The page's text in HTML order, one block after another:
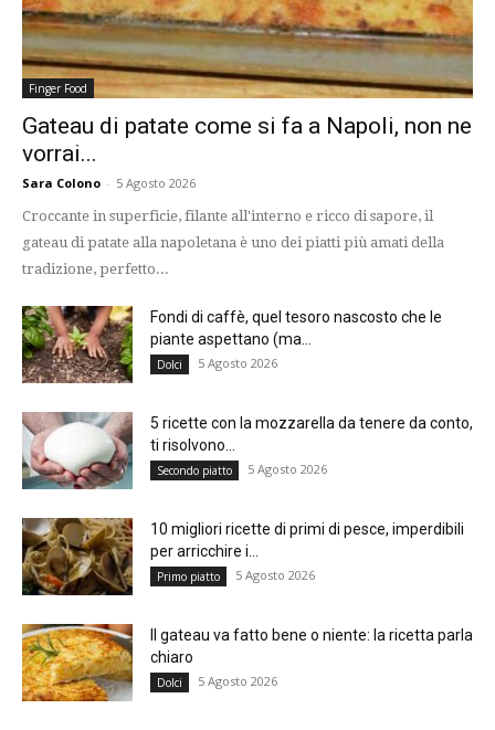
Finger Food
Gateau di patate come si fa a Napoli, non ne
vorrai...
Sara Colono - 5 Agosto 2026
Croccante in superficie, filante all'interno e ricco di sapore, il
gateau di patate alla napoletana è uno dei piatti più amati della
tradizione, perfetto...
Fondi di caffè, quel tesoro nascosto che le
piante aspettano (ma...
Dolci 5 Agosto 2026
5 ricette con la mozzarella da tenere da conto,
ti risolvono...
Secondo piatto 5 Agosto 2026
10 migliori ricette di primi di pesce, imperdibili
per arricchire i...
Primo piatto 5 Agosto 2026
Il gateau va fatto bene o niente: la ricetta parla
chiaro
Dolci 5 Agosto 2026